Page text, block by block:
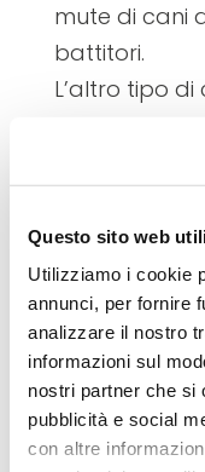
Questo sito web
Utilizziamo i cookie
annunci, per fornire
analizzare il nostro
informazioni sul
nostri partner che si
pubblicità e social
con altre
mute di cani
battitori.
L’altro tipo
che viveva
apprezzata),
fagiani e
Inoltre,
apprendiamo
animali
cicogna
allevamento